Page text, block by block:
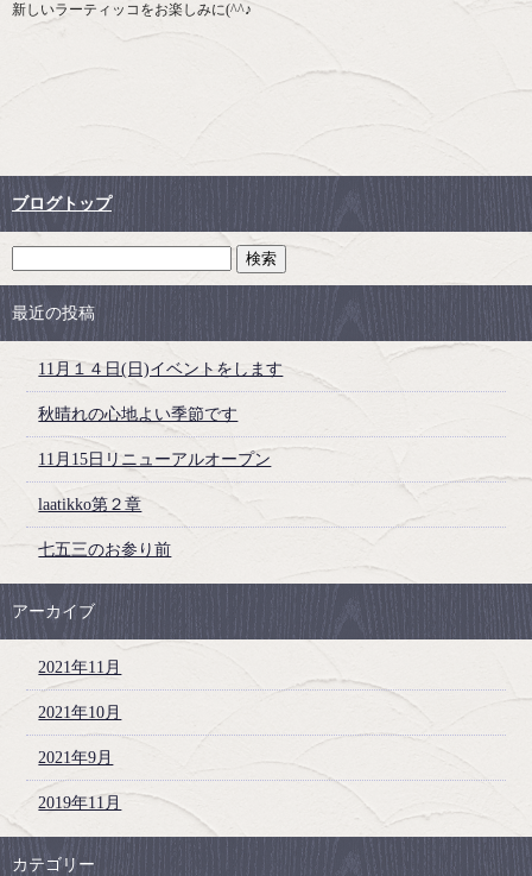
新しいラーティッコをお楽しみに(^^♪
ブログトップ
最近の投稿
11月１４日(日)イベントをします
秋晴れの心地よい季節です
11月15日リニューアルオープン
laatikko第２章
七五三のお参り前
アーカイブ
2021年11月
2021年10月
2021年9月
2019年11月
カテゴリー